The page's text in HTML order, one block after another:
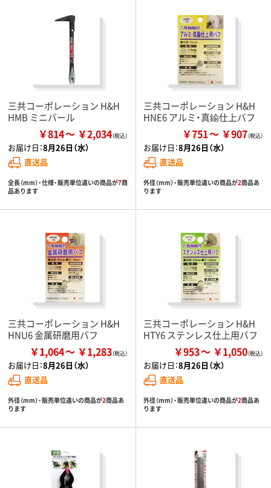
三共コーポレーション H&H
HMB ミニバール
￥814 ￥2,034
お届け日：8月26日（水）
直送品
全長（mm）・仕様・販売単位違いの商品が7商
品あります
三共コーポレーション H&H
HNE6 アルミ・真鍮仕上バフ
￥751 ￥907
お届け日：8月26日（水）
直送品
外径（mm）・販売単位違いの商品が2商品あ
ります
三共コーポレーション H&H
HNU6 金属研磨用バフ
￥1,064 ￥1,283
お届け日：8月26日（水）
直送品
外径（mm）・販売単位違いの商品が2商品あ
ります
三共コーポレーション H&H
HTY6 ステンレス仕上用バフ
￥953 ￥1,050
お届け日：8月26日（水）
直送品
外径（mm）・販売単位違いの商品が2商品あ
ります